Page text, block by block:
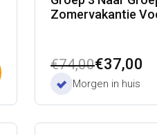
Zomervakantie
€74,00
Oorspronkelijke
prijs
€37,00
Huidige
prijsMorgen in huis